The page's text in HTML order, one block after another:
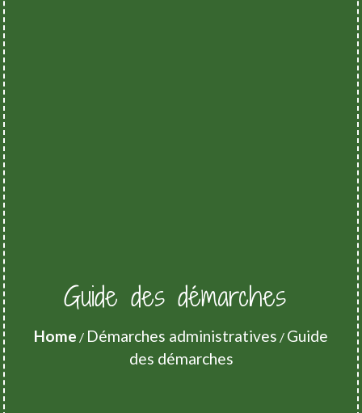
Guide des démarches
Home / Démarches administratives / Guide
des démarches